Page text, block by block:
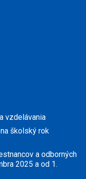
vzdelávania
školský rok
a odborných
2025 a od 1.